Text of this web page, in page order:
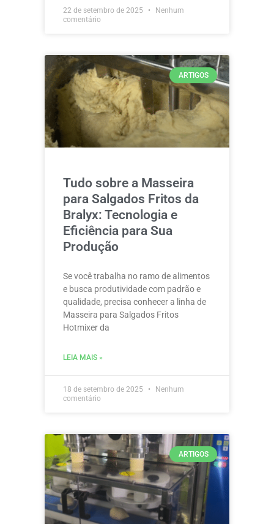
22 de setembro de 2025
Nenhum
comentário
ARTIGOS
Tudo sobre a Masseira
para Salgados Fritos da
Bralyx: Tecnologia e
Eficiência para Sua
Produção
Se você trabalha no ramo de alimentos
e busca produtividade com padrão e
qualidade, precisa conhecer a linha de
Masseira para Salgados Fritos
Hotmixer da
LEIA MAIS »
18 de setembro de 2025
Nenhum
comentário
ARTIGOS